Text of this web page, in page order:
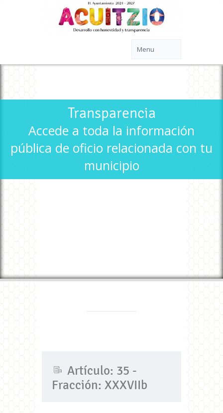
Transparencia
Accede a toda la información
pública de oficio relacionada con tu
municipio
Artículo: 35 -
Fracción: XXXVIIb